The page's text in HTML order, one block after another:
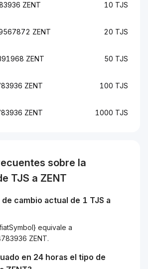
ZENT 10 TJS
ZENT 20 TJS
ZENT 50 TJS
ZENT 100 TJS
ZENT 1000 TJS
sobre la
TJS a ZENT
cambio actual de 1 TJS a
equivale a
ZENT.
en 24 horas el tipo de